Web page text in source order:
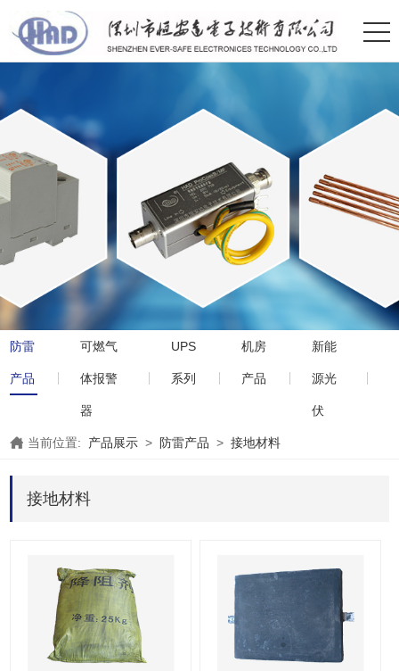
防雷
产品
可燃气
体报警
器
UPS
系列
机房
产品
新能
源光
伏
当前位置: 产品展示 > 防雷产品 > 接地材料
接地材料